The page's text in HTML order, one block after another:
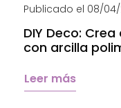
Publicado el 08/
DIY Deco:
con arcilla
Leer más